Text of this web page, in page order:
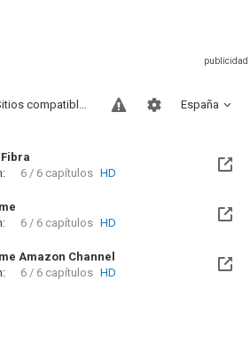
España
Sitios compatibles
el Sab, 18 Mar 2028 (Queda 1 año)
6 / 6 capítulos HD
el Sab, 18 Mar 2028 (Queda 1 año)
6 / 6 capítulos HD
Amazon Channel
6 / 6 capítulos HD